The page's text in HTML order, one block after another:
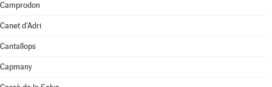
Camprodon
Canet d'Adri
Cantallops
Capmany